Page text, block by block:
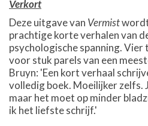
Verkort
Deze uitgave van Vermist
prachtige korte verhalen van
psychologische spanning.
voor stuk parels van een
Bruyn: 'Een kort verhaal
volledig boek. Moeilijker zelfs.
maar het moet op minder
ik het liefste schrijf.'